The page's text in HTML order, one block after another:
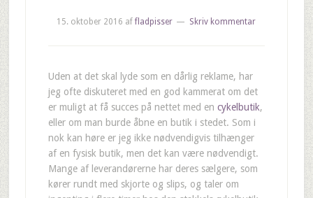
15. oktober 2016 affladpisser Skriv kommentar
Uden at det skal lyde som en dårlig reklame, har
jeg ofte diskuteret med en god kammerat om det
er muligt at få succes på nettet med en cykelbutik,
eller om man burde åbne en butik i stedet. Som i
nok kan høre er jeg ikke nødvendigvis tilhænger
af en fysisk butik, men det kan være nødvendigt.
Mange af leverandørerne har deres sælgere, som
kører rundt med skjorte og slips, og taler om